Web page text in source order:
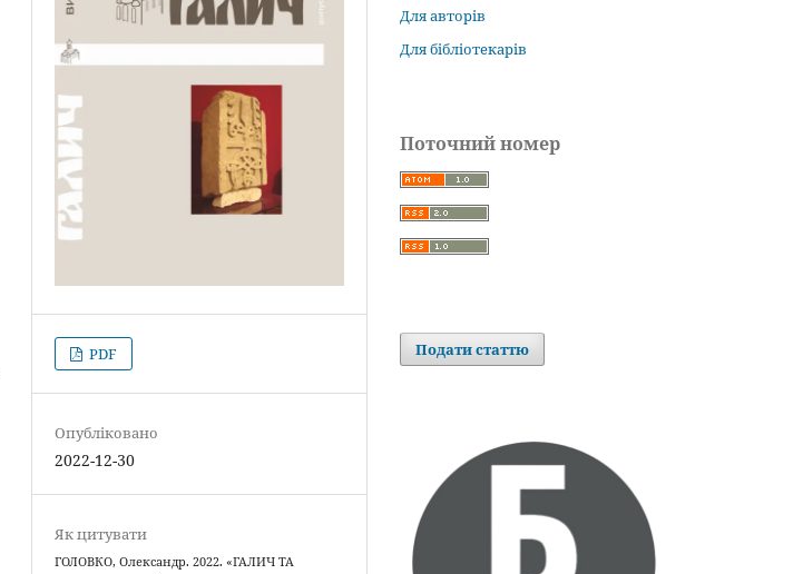
PDF
Опубліковано
2022-12-30
Як цитувати
ГОЛОВКО, Олександр. 2022. «ГАЛИЧ ТА
Для авторів
Для бібліотекарів
Поточний номер
Подати статтю